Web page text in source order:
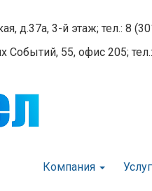
д.37а, 3-й этаж; тел.: 8
Событий, 55, офис 205;
Компания